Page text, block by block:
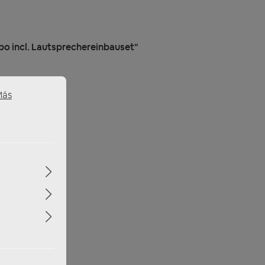
incl. Lautsprechereinbauset"